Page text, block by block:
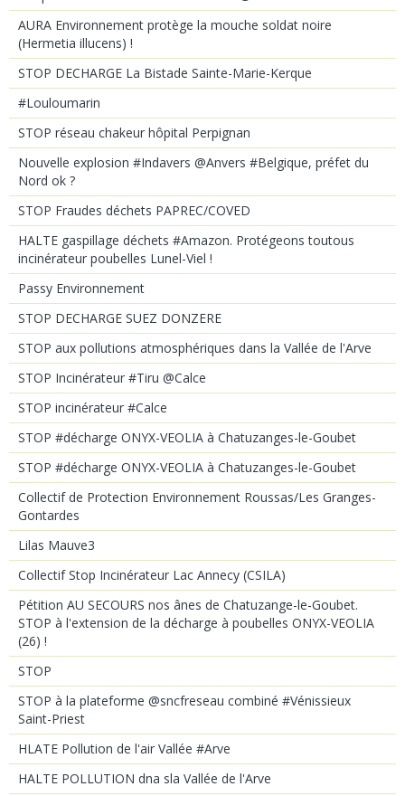
AURA Environnement protège la mouche soldat noire
(Hermetia illucens) !
STOP DECHARGE La Bistade Sainte-Marie-Kerque
#Louloumarin
STOP réseau chakeur hôpital Perpignan
Nouvelle explosion #Indavers @Anvers #Belgique, préfet du
Nord ok ?
STOP Fraudes déchets PAPREC/COVED
HALTE gaspillage déchets #Amazon. Protégeons toutous
incinérateur poubelles Lunel-Viel !
Passy Environnement
STOP DECHARGE SUEZ DONZERE
STOP aux pollutions atmosphériques dans la Vallée de l'Arve
STOP Incinérateur #Tiru @Calce
STOP incinérateur #Calce
STOP #décharge ONYX-VEOLIA à Chatuzanges-le-Goubet
STOP #décharge ONYX-VEOLIA à Chatuzanges-le-Goubet
Collectif de Protection Environnement Roussas/Les Granges-
Gontardes
Lilas Mauve3
Collectif Stop Incinérateur Lac Annecy (CSILA)
Pétition AU SECOURS nos ânes de Chatuzange-le-Goubet.
STOP à l'extension de la décharge à poubelles ONYX-VEOLIA
(26) !
STOP
STOP à la plateforme @sncfreseau combiné #Vénissieux
Saint-Priest
HLATE Pollution de l'air Vallée #Arve
HALTE POLLUTION dna sla Vallée de l'Arve